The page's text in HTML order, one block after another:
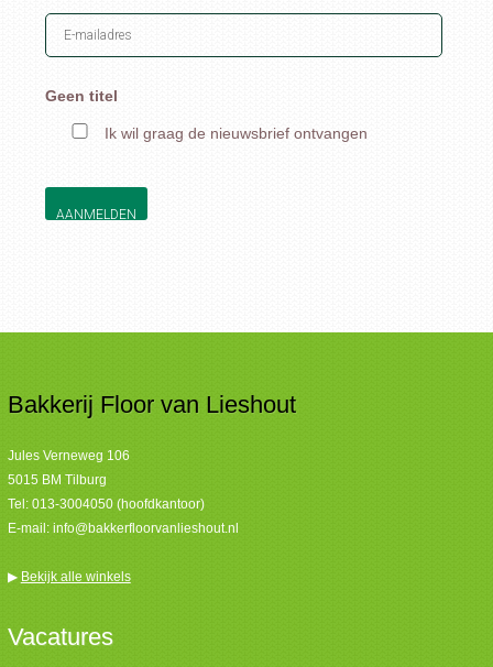
Geen titel
Ik wil graag de nieuwsbrief ontvangen
AANMELDEN
Bakkerij Floor van Lieshout
Jules Verneweg 106
5015 BM Tilburg
Tel: 013-3004050 (hoofdkantoor)
E-mail: info@bakkerfloorvanlieshout.nl
▶ Bekijk alle winkels
Vacatures